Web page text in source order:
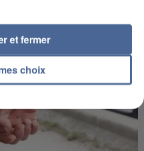
choix
et fermer